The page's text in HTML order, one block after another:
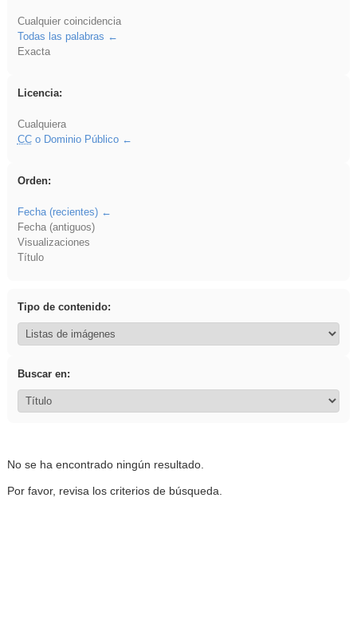
Cualquier coincidencia
Todas las palabras
Exacta
Licencia:
Cualquiera
CCo Dominio Público
Orden:
Fecha (recientes)
Fecha (antiguos)
Visualizaciones
Título
Tipo de contenido:
Buscar en:
No se ha encontrado ningún resultado.
Por favor, revisa los criterios de búsqueda.